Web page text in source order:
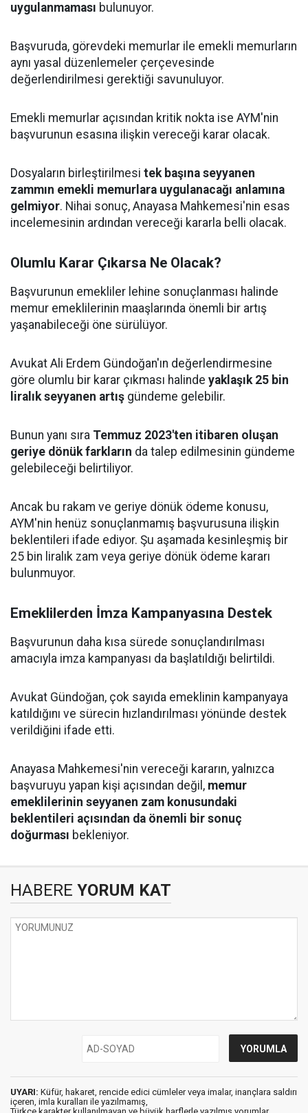
uygulanmaması bulunuyor.
Başvuruda, görevdeki memurlar ile emekli memurların
aynı yasal düzenlemeler çerçevesinde
değerlendirilmesi gerektiği savunuluyor.
Emekli memurlar açısından kritik nokta ise AYM'nin
başvurunun esasına ilişkin vereceği karar olacak.
Dosyaların birleştirilmesi tek başına seyyanen
zammın emekli memurlara uygulanacağı anlamına
gelmiyor. Nihai sonuç, Anayasa Mahkemesi'nin esas
incelemesinin ardından vereceği kararla belli olacak.
Olumlu Karar Çıkarsa Ne Olacak?
Başvurunun emekliler lehine sonuçlanması halinde
memur emeklilerinin maaşlarında önemli bir artış
yaşanabileceği öne sürülüyor.
Avukat Ali Erdem Gündoğan'ın değerlendirmesine
göre olumlu bir karar çıkması halinde yaklaşık 25 bin
liralık seyyanen artış gündeme gelebilir.
Bunun yanı sıra Temmuz 2023'ten itibaren oluşan
geriye dönük farkların da talep edilmesinin gündeme
gelebileceği belirtiliyor.
Ancak bu rakam ve geriye dönük ödeme konusu,
AYM'nin henüz sonuçlanmamış başvurusuna ilişkin
beklentileri ifade ediyor. Şu aşamada kesinleşmiş bir
25 bin liralık zam veya geriye dönük ödeme kararı
bulunmuyor.
Emeklilerden İmza Kampanyasına Destek
Başvurunun daha kısa sürede sonuçlandırılması
amacıyla imza kampanyası da başlatıldığı belirtildi.
Avukat Gündoğan, çok sayıda emeklinin kampanyaya
katıldığını ve sürecin hızlandırılması yönünde destek
verildiğini ifade etti.
Anayasa Mahkemesi'nin vereceği kararın, yalnızca
başvuruyu yapan kişi açısından değil, memur
emeklilerinin seyyanen zam konusundaki
beklentileri açısından da önemli bir sonuç
doğurması bekleniyor.
HABERE YORUM KAT
UYARI: Küfür, hakaret, rencide edici cümleler veya imalar, inançlara saldırı
içeren, imla kuralları ile yazılmamış,